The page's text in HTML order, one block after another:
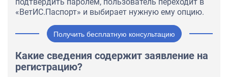
«ВетИС.Паспорт» и выбирает нужную ему опцию.
Получить бесплатную консультацию
Какие сведения содержит заявление на
регистрацию?